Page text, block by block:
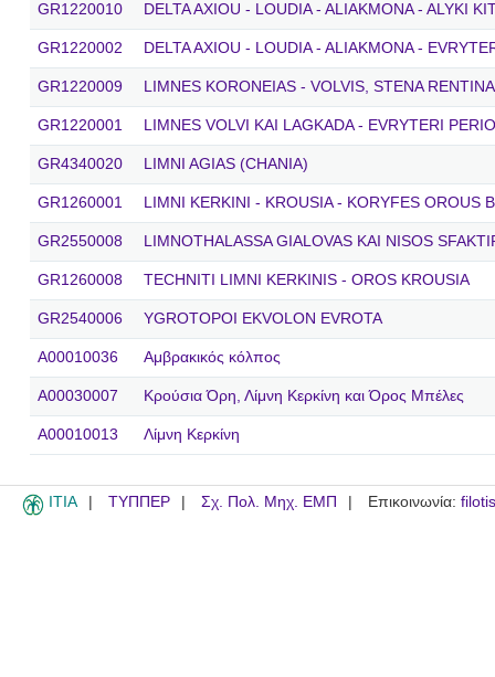
GR1220010
DELTA AXIOU - LOUDIA - ALIAKMONA - ALYKI
GR1220002 DELTA AXIOU - LOUDIA - ALIAKMONA -
GR1220009 LIMNES KORONEIAS - VOLVIS, STENA
GR1220001 LIMNES VOLVI KAI LAGKADA - EVRYTERI
GR4340020 LIMNI AGIAS (CHANIA)
GR1260001 LIMNI KERKINI - KROUSIA - KORYFES OROUS
GR2550008 LIMNOTHALASSA GIALOVAS KAI NISOS
GR1260008 TECHNITI LIMNI KERKINIS - OROS KROUSIA
GR2540006 YGROTOPOI EKVOLON EVROTA
A00010036 Αμβρακικός κόλπος
A00030007 Κρούσια Όρη, Λίμνη Κερκίνη και Όρος Μπέλες
A00010013 Λίμνη Κερκίνη
ITIA ΤΥΠΠΕΡ Σχ. Πολ. Μηχ. ΕΜΠ Επικοινωνία: